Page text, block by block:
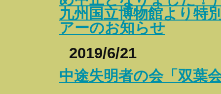
九州国立博物館より特
アーのお知らせ
2019/6/21
中途失明者の会「双葉